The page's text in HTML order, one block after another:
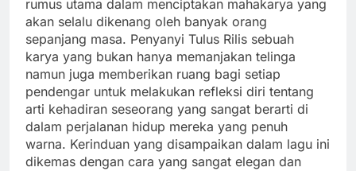
rumus utama dalam menciptakan mahakarya yang
akan selalu dikenang oleh banyak orang
sepanjang masa. Penyanyi Tulus Rilis sebuah
karya yang bukan hanya memanjakan telinga
namun juga memberikan ruang bagi setiap
pendengar untuk melakukan refleksi diri tentang
arti kehadiran seseorang yang sangat berarti di
dalam perjalanan hidup mereka yang penuh
warna. Kerinduan yang disampaikan dalam lagu ini
dikemas dengan cara yang sangat elegan dan